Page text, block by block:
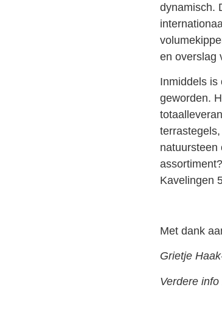
dynamisch.
en overslag
Inmiddels is
geworden.
natuursteen
Kavelingen
Met dank
Grietje
Verdere